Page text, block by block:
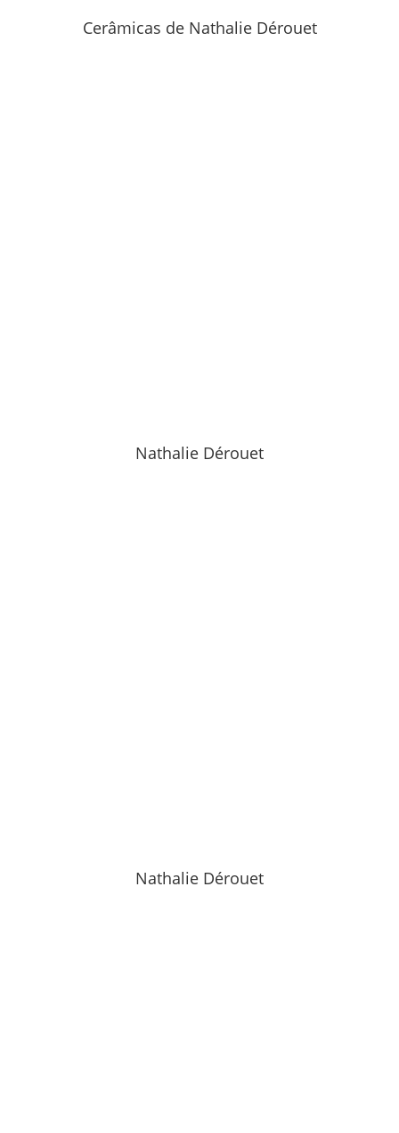
Cerâmicas de Nathalie Dérouet
Nathalie Dérouet
Nathalie Dérouet